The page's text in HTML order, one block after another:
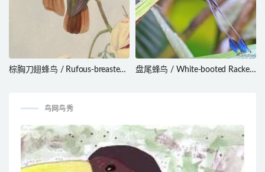
棕胸刀翅蜂鸟 / Rufous-breasted
盘尾蜂鸟 / White-booted Racket-
鸟网鸟秀